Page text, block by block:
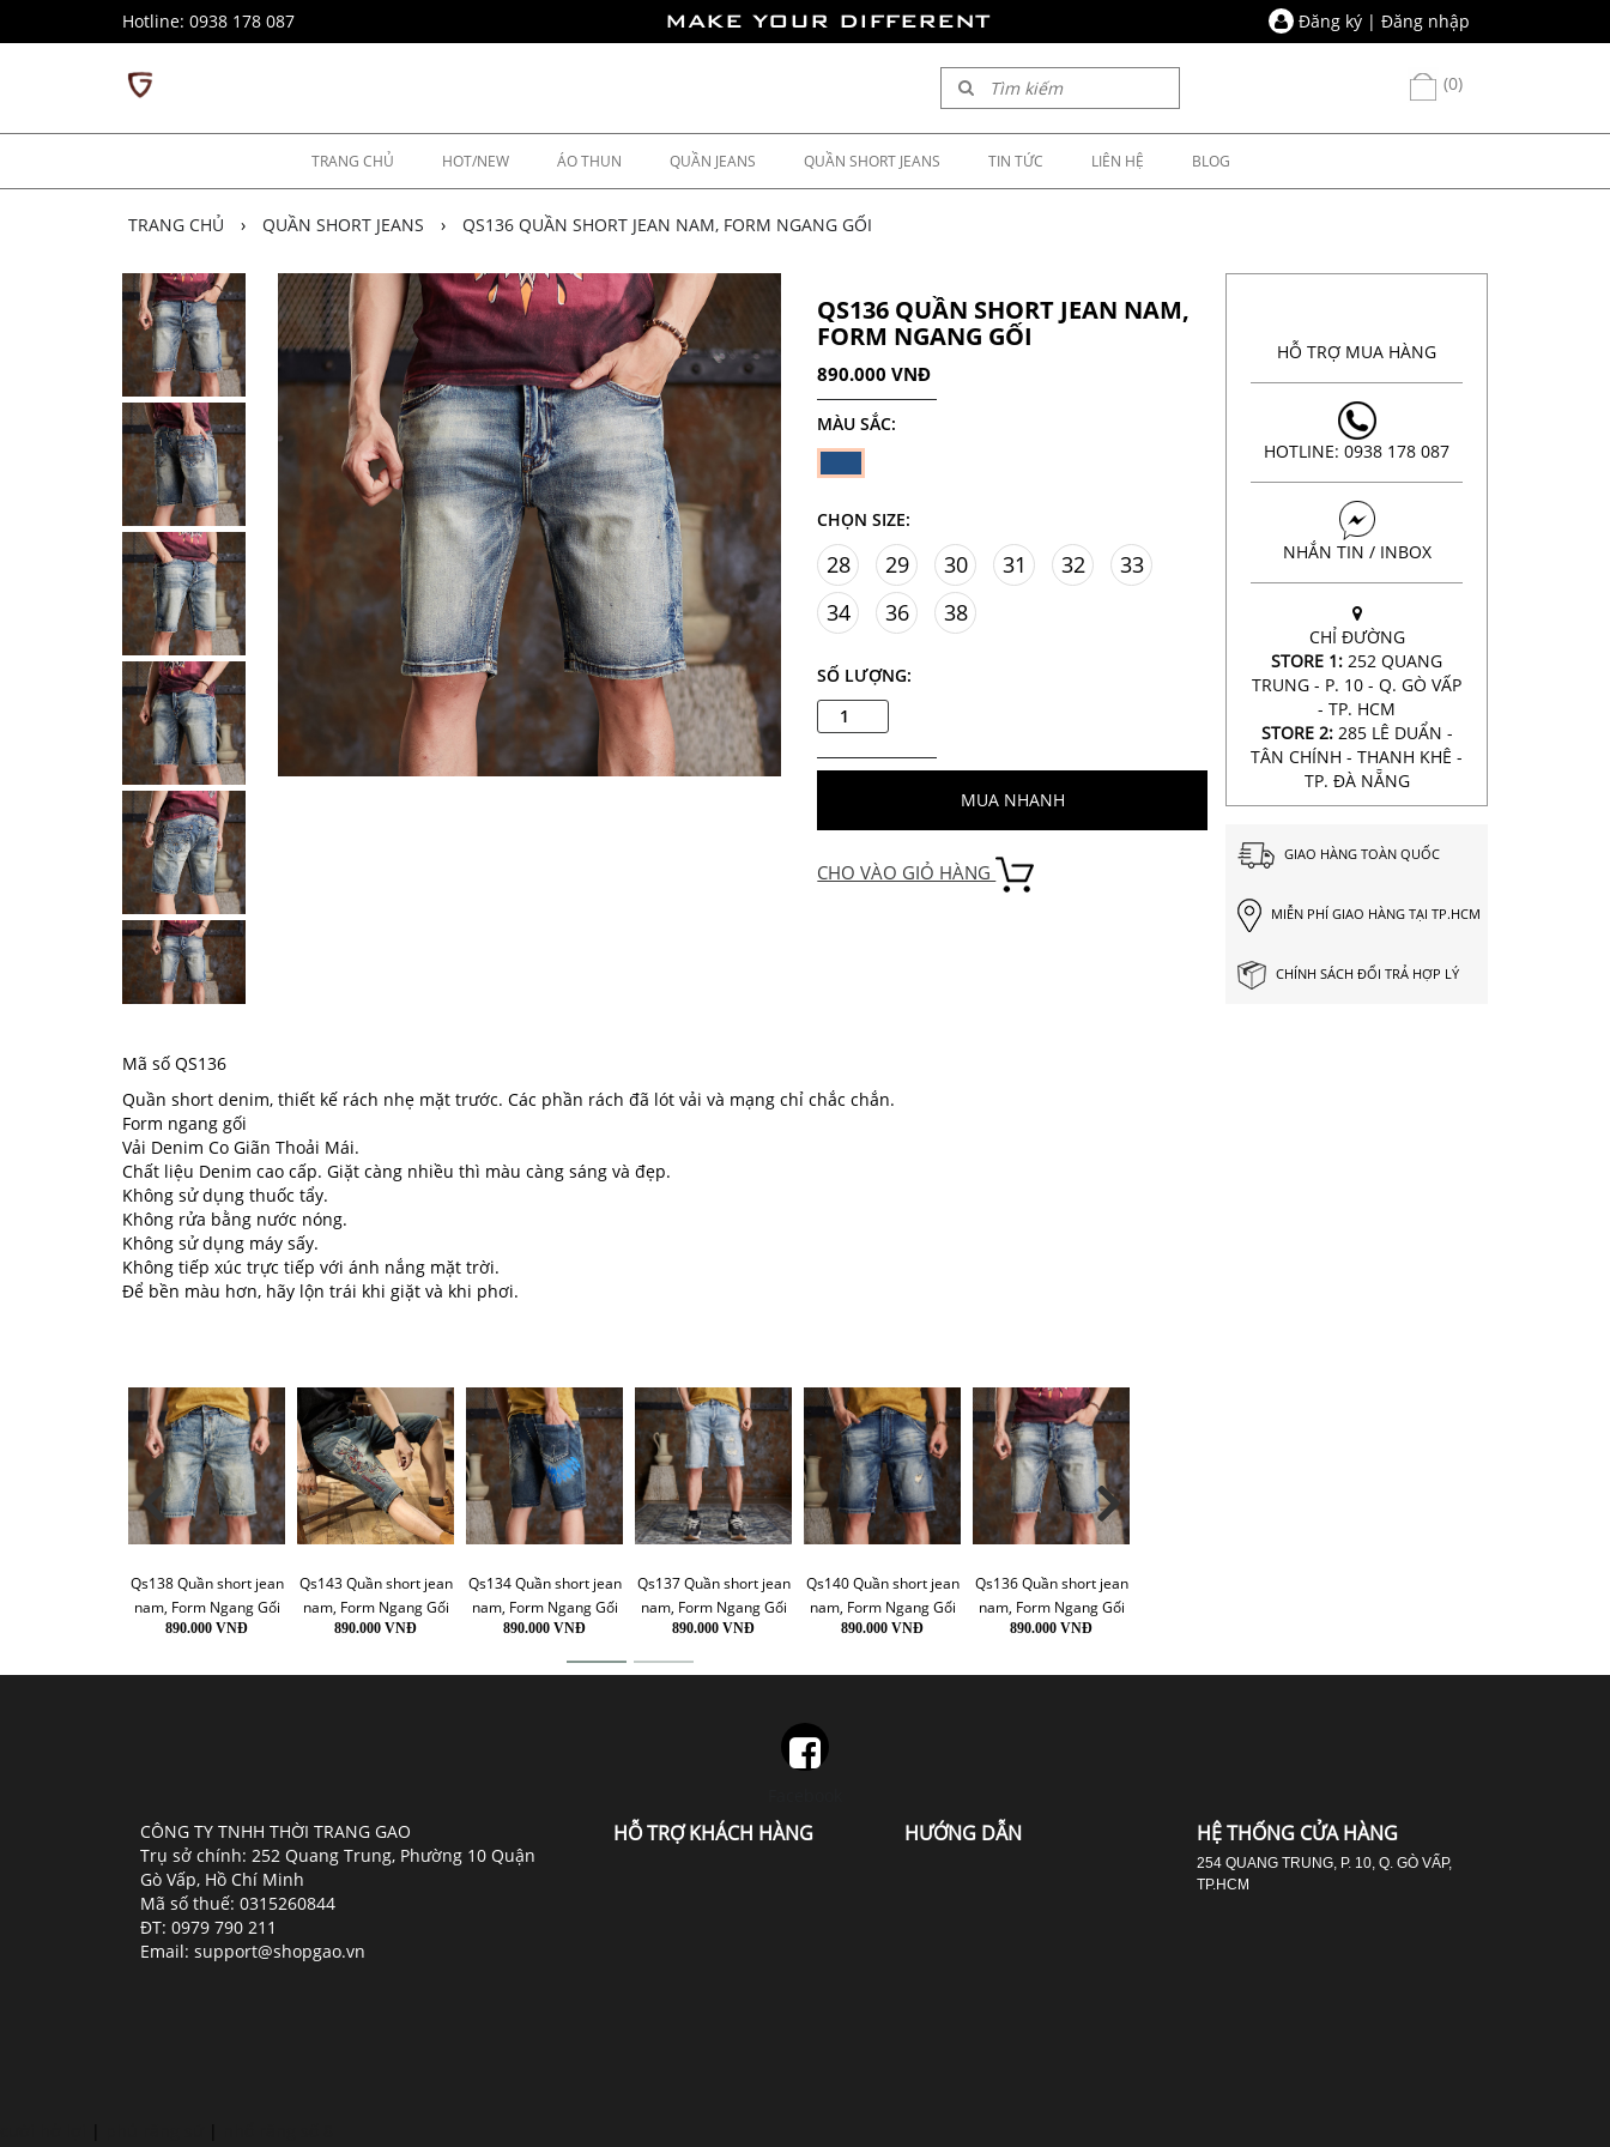
Hotline: 0938 178 087 MAKE YOUR DIFFERENT Đăng ký | Đăng nhập
(0)
TRANG CHỦ HOT/NEW ÁO THUN QUẦN JEANS QUẦN SHORT JEANS TIN TỨC LIÊN HỆ BLOG
TRANG CHỦ › QUẦN SHORT JEANS › QS136 QUẦN SHORT JEAN NAM, FORM NGANG GỐI
QS136 QUẦN SHORT JEAN NAM,
FORM NGANG GỐI
890.000 VNĐ
MÀU SẮC:
CHỌN SIZE:
28 29 30 31 32
33
34
36 38
SỐ LƯỢNG:
MUA NHANH
CHO VÀO GIỎ HÀNG
HỖ TRỢ MUA HÀNG
HOTLINE: 0938 178 087
NHẮN TIN / INBOX
CHỈ ĐƯỜNG
STORE 1: 252 QUANG
TRUNG - P. 10 - Q. GÒ VẤP
- TP. HCM
STORE 2:285 LÊ DUẨN -
TÂN CHÍNH - THANH KHÊ -
TP. ĐÀ NẴNG
GIAO HÀNG TOÀN QUỐC
MIỄN PHÍ GIAO HÀNG TẠI TP.HCM
CHÍNH SÁCH ĐỔI TRẢ HỢP LÝ
Mã số QS136
Quần short denim, thiết kế rách nhẹ mặt trước. Các phần rách đã lót vải và mạng chỉ chắc chắn.
Form ngang gối
Vải Denim Co Giãn Thoải Mái.
Chất liệu Denim cao cấp. Giặt càng nhiều thì màu càng sáng và đẹp.
Không sử dụng thuốc tẩy.
Không rửa bằng nước nóng.
Không sử dụng máy sấy.
Không tiếp xúc trực tiếp với ánh nắng mặt trời.
Để bền màu hơn, hãy lộn trái khi giặt và khi phơi.
Qs138 Quần short jean
nam, Form Ngang Gối
890.000 VNĐ
Qs143 Quần short jean
nam, Form Ngang Gối
890.000 VNĐ
Qs134 Quần short jean
nam, Form Ngang Gối
890.000 VNĐ
Qs137 Quần short jean
nam, Form Ngang Gối
890.000 VNĐ
Qs140 Quần short jean
nam, Form Ngang Gối
890.000 VNĐ
Qs136 Quần short jean
nam, Form Ngang Gối
890.000 VNĐ
CÔNG TY TNHH THỜI TRANG GAO
Trụ sở chính: 252 Quang Trung, Phường 10 Quận
Gò Vấp, Hồ Chí Minh
Mã số thuế: 0315260844
ĐT: 0979 790 211
Email: support@shopgao.vn
HỖ TRỢ KHÁCH HÀNG HƯỚNG DẪN HỆ THỐNG CỬA HÀNG
254 QUANG TRUNG, P. 10, Q. GÒ VẤP,
TP.HCM